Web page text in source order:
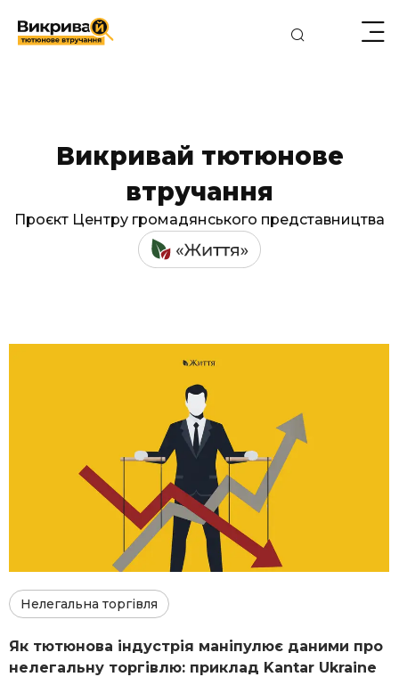
Викривай тютюнове
втручання
Проєкт Центру громадянського представництва
Нелегальна торгівля
Як тютюнова індустрія маніпулює даними про
нелегальну торгівлю: приклад Kantar Ukraine